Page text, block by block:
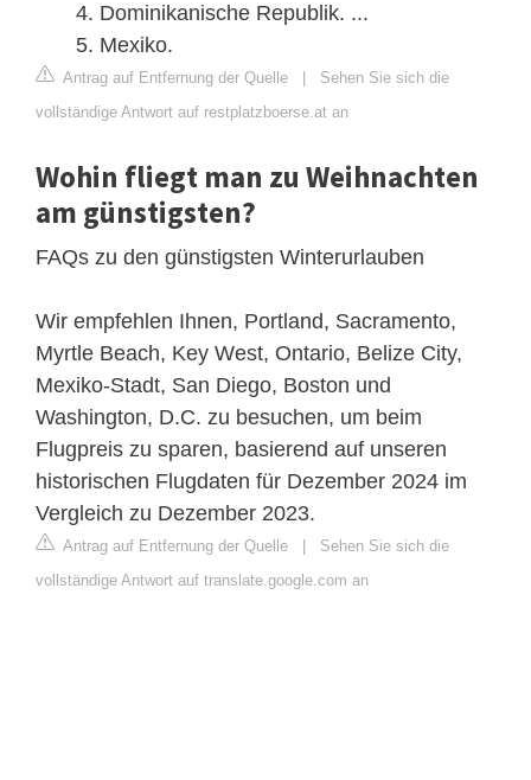
Dominikanische Republik. ...
Mexiko.
Antrag auf Entfernung der Quelle
Sehen Sie sich die
vollständige Antwort auf restplatzboerse.at an
Wohin fliegt man zu Weihnachten
am günstigsten?
FAQs zu den günstigsten Winterurlauben
Wir empfehlen Ihnen, Portland, Sacramento,
Myrtle Beach, Key West, Ontario, Belize City,
Mexiko-Stadt, San Diego, Boston und
Washington, D.C. zu besuchen, um beim
Flugpreis zu sparen, basierend auf unseren
historischen Flugdaten für Dezember 2024 im
Vergleich zu Dezember 2023.
Antrag auf Entfernung der Quelle
Sehen Sie sich die
vollständige Antwort auf translate.google.com an